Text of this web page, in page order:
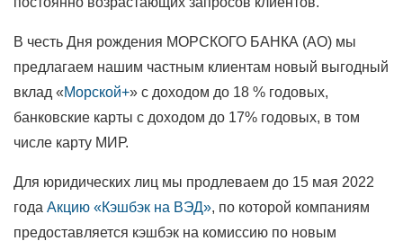
В честь Дня рождения МОРСКОГО БАНКА (АО) мы
предлагаем нашим частным клиентам новый выгодный
вклад «Морской+» с доходом до 18 % годовых,
банковские карты с доходом до 17% годовых, в том
числе карту МИР.
Для юридических лиц мы продлеваем до 15 мая 2022
года Акцию «Кэшбэк на ВЭД», по которой компаниям
предоставляется кэшбэк на комиссию по новым